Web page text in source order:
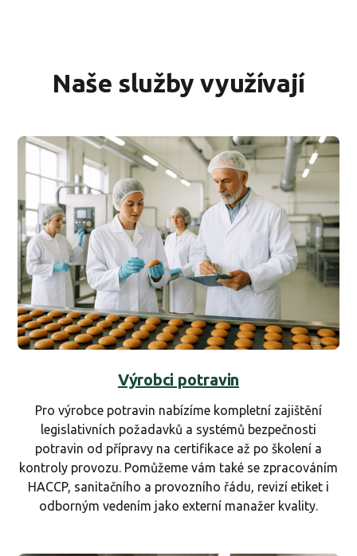
Naše služby využívají
Výrobci potravin
Pro výrobce potravin nabízíme kompletní zajištění
legislativních požadavků a systémů bezpečnosti
potravin od přípravy na certifikace až po školení a
kontroly provozu. Pomůžeme vám také se zpracováním
HACCP, sanitačního a provozního řádu, revizí etiket i
odborným vedením jako externí manažer kvality.